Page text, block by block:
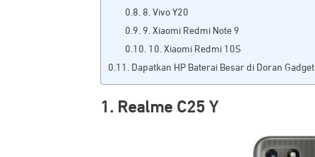
8. Vivo Y20
9. Xiaomi Redmi Note 9
10. Xiaomi Redmi 10S
Dapatkan HP Baterai Besar di Doran Gadget
1. Realme C25 Y